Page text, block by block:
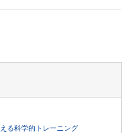
る科学的トレーニング